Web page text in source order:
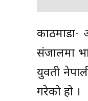
काठमाडौं-
संजालमा
युवती
गरेको हो ।